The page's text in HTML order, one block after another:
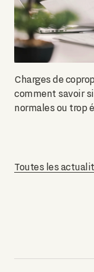
Charges de
comment savoir
normales ou trop
Toutes les